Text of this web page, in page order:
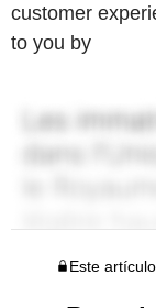
customer
to you by
Este